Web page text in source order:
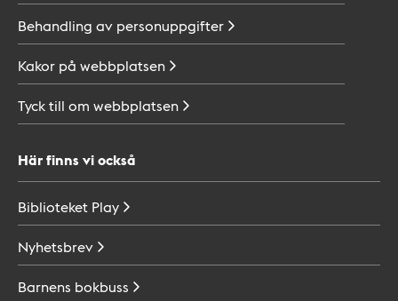
Behandling av personuppgifter
Kakor på webbplatsen
Tyck till om webbplatsen
Här finns vi också
Biblioteket Play
Nyhetsbrev
Barnens bokbuss